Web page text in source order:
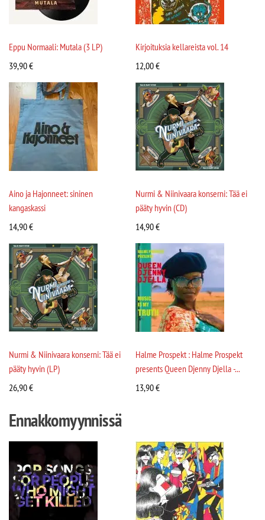
Eppu Normaali: Mutala (3 LP)
39,90€
Kirjoituksia kellareista vol. 14
12,00€
Aino ja Hajonneet: sininen
kangaskassi
14,90€
Nurmi & Niinivaara konserni: Tää ei
pääty hyvin (CD)
14,90€
Nurmi & Niinivaara konserni: Tää ei
pääty hyvin (LP)
26,90€
Halme Prospekt : Halme Prospekt
presents Queen Djenny Djella -...
13,90€
Ennakkomyynnissä